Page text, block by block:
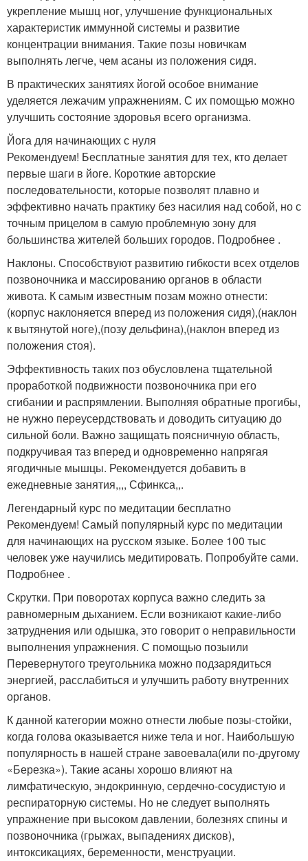
укрепление мышц ног, улучшение функциональных
характеристик иммунной системы и развитие
концентрации внимания. Такие позы новичкам
выполнять легче, чем асаны из положения сидя.
В практических занятиях йогой особое внимание
уделяется лежачим упражнениям. С их помощью можно
улучшить состояние здоровья всего организма.
Йога для начинающих с нуля
Рекомендуем! Бесплатные занятия для тех, кто делает
первые шаги в йоге. Короткие авторские
последовательности, которые позволят плавно и
эффективно начать практику без насилия над собой, но с
точным прицелом в самую проблемную зону для
большинства жителей больших городов. Подробнее .
Наклоны. Способствуют развитию гибкости всех отделов
позвоночника и массированию органов в области
живота. К самым известным позам можно отнести:
(корпус наклоняется вперед из положения сидя),(наклон
к вытянутой ноге),(позу дельфина),(наклон вперед из
положения стоя).
Эффективность таких поз обусловлена тщательной
проработкой подвижности позвоночника при его
сгибании и распрямлении. Выполняя обратные прогибы,
не нужно переусердствовать и доводить ситуацию до
сильной боли. Важно защищать поясничную область,
подкручивая таз вперед и одновременно напрягая
ягодичные мышцы. Рекомендуется добавить в
ежедневные занятия,,,, Сфинкса,,.
Легендарный курс по медитации бесплатно
Рекомендуем! Самый популярный курс по медитации
для начинающих на русском языке. Более 100 тыс
человек уже научились медитировать. Попробуйте сами.
Подробнее .
Скрутки. При поворотах корпуса важно следить за
равномерным дыханием. Если возникают какие-либо
затруднения или одышка, это говорит о неправильности
выполнения упражнения. С помощью позыили
Перевернутого треугольника можно подзарядиться
энергией, расслабиться и улучшить работу внутренних
органов.
К данной категории можно отнести любые позы-стойки,
когда голова оказывается ниже тела и ног. Наибольшую
популярность в нашей стране завоевала(или по-другому
«Березка»). Такие асаны хорошо влияют на
лимфатическую, эндокринную, сердечно-сосудистую и
респираторную системы. Но не следует выполнять
упражнение при высоком давлении, болезнях спины и
позвоночника (грыжах, выпадениях дисков),
интоксикациях, беременности, менструации.